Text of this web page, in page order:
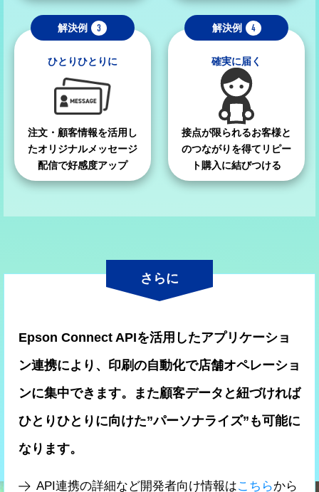
解決例 3
ひとりひとりに
注文・顧客情報を活用し
たオリジナルメッセージ
配信で好感度アップ
解決例 4
確実に届く
接点が限られるお客様と
のつながりを得てリピー
ト購入に結びつける
さらに
Epson Connect APIを活用したアプリケーショ
ン連携により、印刷の自動化で店舗オペレーショ
ンに集中できます。また顧客データと紐づければ
ひとりひとりに向けた”パーソナライズ”も可能に
なります。
API連携の詳細など開発者向け情報はこちらから